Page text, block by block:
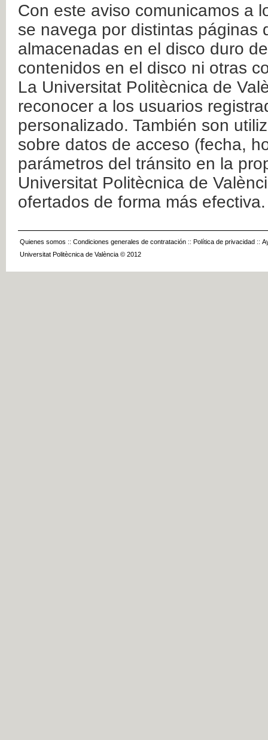
Con este aviso comunicamos a
se navega por distintas páginas
almacenadas en el disco duro
contenidos en el disco ni otras
La Universitat Politècnica de
reconocer a los usuarios
personalizado. También son
sobre datos de acceso (fecha,
parámetros del tránsito en la
Universitat Politècnica de
ofertados de forma más efectiva.
Quienes somos :: Condiciones generales de contratación :: Política de privacidad ::
Universitat Politècnica de València © 2012